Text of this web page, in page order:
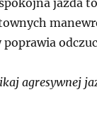
poprawia
agresywnej